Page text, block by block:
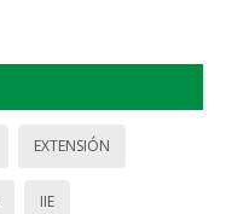
EXTENSIÓN
IIE